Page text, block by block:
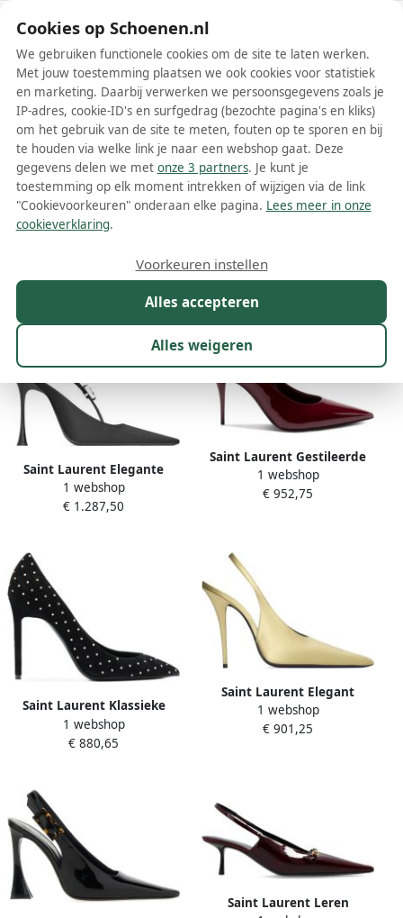
Schoenen.nl
Wis filters Alle filters
Saint Laurent dames pumps
Meer lezen
Saint Laurent Elegante
Zwarte Pumps voor
Vrouwen Black Dames
1 webshop
€ 1.287,50
Saint Laurent Gestileerde
Hakken Red Dames
1 webshop
€ 952,75
Saint Laurent Klassieke
Zwarte Pumps Black Dames
1 webshop
€ 880,65
Saint Laurent Elegant
Slingback Pumps Beige
Dames
1 webshop
€ 901,25
Saint Laurent Leren
Cookies op Schoenen.nl
We gebruiken functionele cookies om de site te laten werken.
Met jouw toestemming plaatsen we ook cookies voor statistiek
en marketing. Daarbij verwerken we persoonsgegevens zoals je
IP-adres, cookie-ID's en surfgedrag (bezochte pagina's en kliks)
om het gebruik van de site te meten, fouten op te sporen en bij
te houden via welke link je naar een webshop gaat. Deze
gegevens delen we met onze 3 partners. Je kunt je
toestemming op elk moment intrekken of wijzigen via de link
"Cookievoorkeuren" onderaan elke pagina. Lees meer in onze
cookieverklaring.
Alles accepteren
Alles weigeren
Voorkeuren instellen